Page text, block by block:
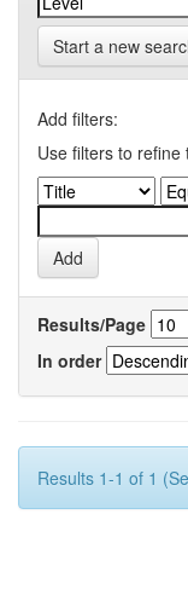
Start a new
Add filters:
Use filters to
Results/Page
In order
Results 1-1 of 1